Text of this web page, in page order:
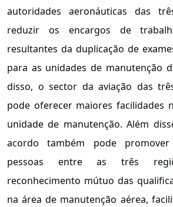
autoridades aeronáuticas das
reduzir os encargos de
resultantes da duplicação de
para as unidades de manutenção
disso, o sector da aviação das
pode oferecer maiores facilidades
unidade de manutenção. Além
acordo também pode
pessoas entre as três
reconhecimento mútuo das
na área de manutenção aérea,